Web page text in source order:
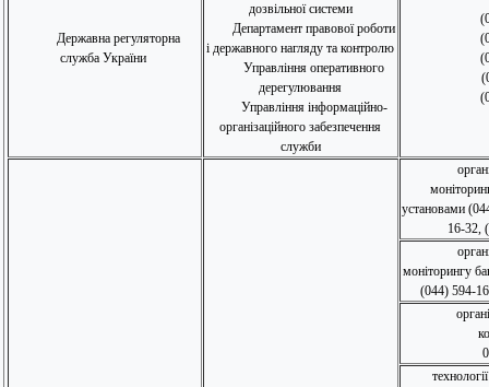
Державна регуляторна
служба України
дозвільної системи
Департамент правової роботи
і державного нагляду та контролю
Управління оперативного
дерегулювання
Управління інформаційно-
організаційного забезпечення
служби
установами
16-32,
моніторингу
(044) 594-